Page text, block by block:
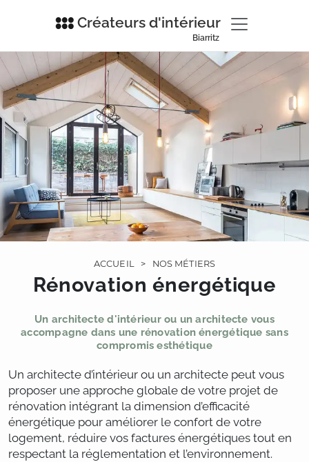
Créateurs d'intérieur
Biarritz
ACCUEIL > NOS MÉTIERS
Rénovation énergétique
Un architecte d'intérieur ou un architecte vous
accompagne dans une rénovation énergétique sans
compromis esthétique
Un architecte d’intérieur ou un architecte peut vous
proposer une approche globale de votre projet de
rénovation intégrant la dimension d’efficacité
énergétique pour améliorer le confort de votre
logement, réduire vos factures énergétiques tout en
respectant la réglementation et l’environnement.